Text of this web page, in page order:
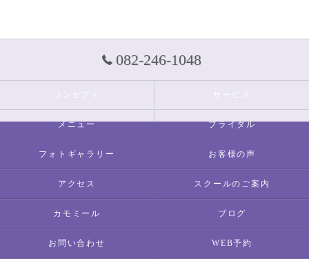
082-246-1048
サービス
メニュー ブライダル
フォトギャラリー お客様の声
アクセス スクールのご案内
カモミール ブログ
お問い合わせ WEB予約